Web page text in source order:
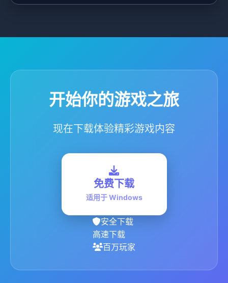
开始你的游戏之旅
现在下载体验精彩游戏内容
免费下载
适用于 Windows
安全下载
高速下载
百万玩家